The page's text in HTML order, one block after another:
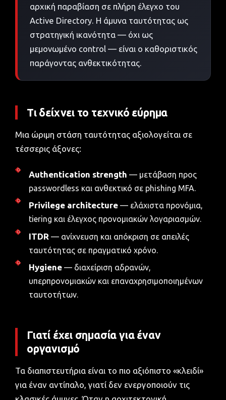
αρχική παραβίαση σε πλήρη έλεγχο του
Active Directory. Η άμυνα ταυτότητας ως
στρατηγική ικανότητα — όχι ως
μεμονωμένο control — είναι ο καθοριστικός
παράγοντας ανθεκτικότητας.
Τι δείχνει το τεχνικό εύρημα
Μια ώριμη στάση ταυτότητας αξιολογείται σε
τέσσερις άξονες:
Authentication strength — μετάβαση προς
passwordless και ανθεκτικό σε phishing MFA.
Privilege architecture — ελάχιστα προνόμια,
tiering και έλεγχος προνομιακών λογαριασμών.
ITDR — ανίχνευση και απόκριση σε απειλές
ταυτότητας σε πραγματικό χρόνο.
Hygiene — διαχείριση αδρανών,
υπερπρονομιακών και επαναχρησιμοποιημένων
ταυτοτήτων.
Γιατί έχει σημασία για έναν
οργανισμό
Τα διαπιστευτήρια είναι το πιο αξιόπιστο «κλειδί»
για έναν αντίπαλο, γιατί δεν ενεργοποιούν τις